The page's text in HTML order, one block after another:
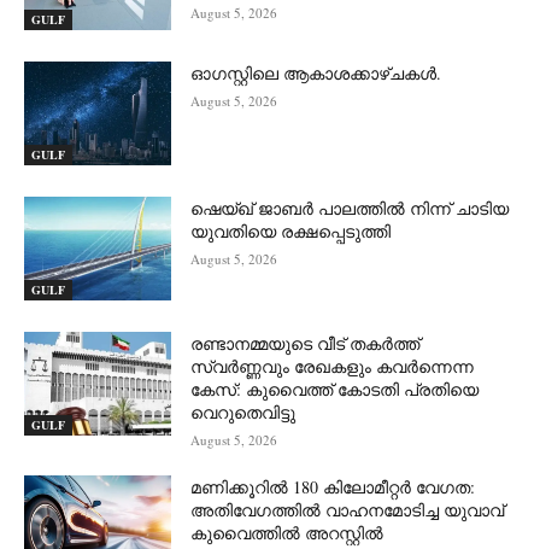
GULF August 5, 2026
GULF
ഓഗസ്റ്റിലെ ആകാശക്കാഴ്ചകൾ.
August 5, 2026
GULF
ഷെയ്ഖ് ജാബർ പാലത്തിൽ നിന്ന് ചാടിയ
യുവതിയെ രക്ഷപ്പെടുത്തി
August 5, 2026
GULF
രണ്ടാനമ്മയുടെ വീട് തകർത്ത്
സ്വർണ്ണവും രേഖകളും കവർന്നെന്ന
കേസ്: കുവൈത്ത് കോടതി പ്രതിയെ
വെറുതെവിട്ടു
August 5, 2026
മണിക്കൂറിൽ 180 കിലോമീറ്റർ വേഗത:
അതിവേഗത്തിൽ വാഹനമോടിച്ച യുവാവ്
കുവൈത്തിൽ അറസ്റ്റിൽ